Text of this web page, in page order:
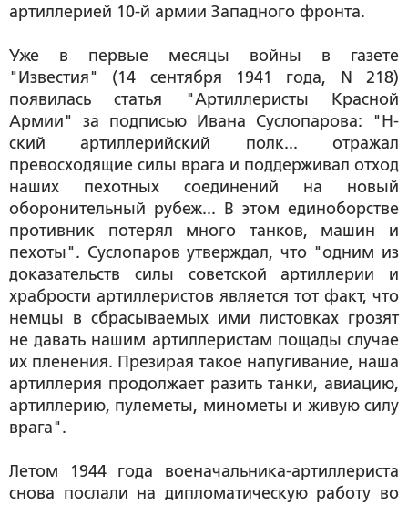
артиллерией 10-й армии Западного фронта.
Уже в первые месяцы войны в газете
"Известия" (14 сентября 1941 года, N 218)
появилась статья "Артиллеристы Красной
Армии" за подписью Ивана Суслопарова: "Н-
ский артиллерийский полк... отражал
превосходящие силы врага и поддерживал отход
наших пехотных соединений на новый
оборонительный рубеж... В этом единоборстве
противник потерял много танков, машин и
пехоты". Суслопаров утверждал, что "одним из
доказательств силы советской артиллерии и
храбрости артиллеристов является тот факт, что
немцы в сбрасываемых ими листовках грозят
не давать нашим артиллеристам пощады случае
их пленения. Презирая такое напугивание, наша
артиллерия продолжает разить танки, авиацию,
артиллерию, пулеметы, минометы и живую силу
врага".
Летом 1944 года военачальника-артиллериста
снова послали на дипломатическую работу во